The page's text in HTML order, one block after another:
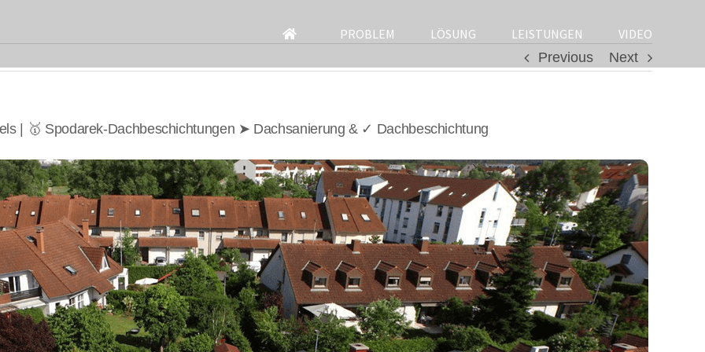
for:
PROBLEM LÖSUNG LEISTUNGEN
VIDEO
Previous
Next
| 🥇 Spodarek-Dachbeschichtungen ➤ Dachsanierung & ✓ Dachbeschichtung